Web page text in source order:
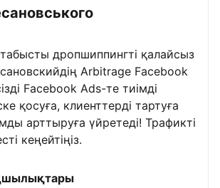
дропшиппингті қалайсыз
Arbitrage Facebook
Facebook Ads-те тиімді
қосуға, клиенттерді тартуға
арттыруға үйретеді! Трафикті
кеңейтіңіз.